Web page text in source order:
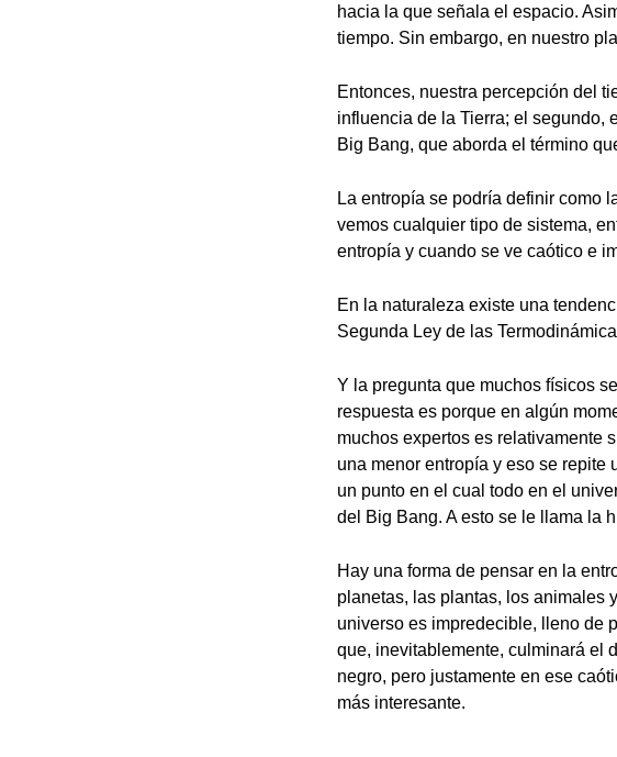
hacia la que señala el espacio.
tiempo. Sin embargo, en nuestro
Entonces, nuestra percepción del
influencia de la Tierra; el segundo,
Big Bang, que aborda el término
La entropía se podría definir como
vemos cualquier tipo de sistema,
entropía y cuando se ve caótico e
En la naturaleza existe una
Segunda Ley de las
Y la pregunta que muchos físicos
respuesta es porque en algún
muchos expertos es relativamente
una menor entropía y eso se repite
un punto en el cual todo en el
del Big Bang. A esto se le llama la
Hay una forma de pensar en la
planetas, las plantas, los animales
universo es impredecible, lleno de
que, inevitablemente, culminará el
negro, pero justamente en ese
más interesante.